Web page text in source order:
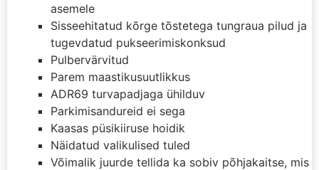
asemele
Sisseehitatud kõrge tõstetega tungraua pilud ja
tugevdatud pukseerimiskonksud
Pulbervärvitud
Parem maastikusuutlikkus
ADR69 turvapadjaga ühilduv
Parkimisandureid ei sega
Kaasas püsikiiruse hoidik
Näidatud valikulised tuled
Võimalik juurde tellida ka sobiv põhjakaitse, mis